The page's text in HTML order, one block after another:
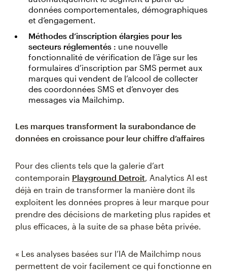
données comportementales, démographiques
et d’engagement.
Méthodes d’inscription élargies pour les
secteurs réglementés : une nouvelle
fonctionnalité de vérification de l’âge sur les
formulaires d’inscription par SMS permet aux
marques qui vendent de l’alcool de collecter
des coordonnées SMS et d’envoyer des
messages via Mailchimp.
Les marques transforment la surabondance de
données en croissance pour leur chiffre d’affaires
Pour des clients tels que la galerie d’art
contemporain Playground Detroit , Analytics AI est
déjà en train de transformer la manière dont ils
exploitent les données propres à leur marque pour
prendre des décisions de marketing plus rapides et
plus efficaces, à la suite de sa phase bêta privée.
« Les analyses basées sur l’IA de Mailchimp nous
permettent de voir facilement ce qui fonctionne en